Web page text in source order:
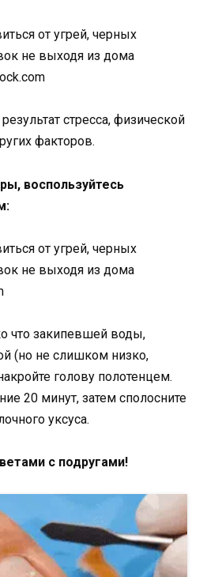
стресса, физической
факторов.
воспользуйтесь
что закипевшей воды,
(но не слишком низко,
голову полотенцем.
20 минут, затем сполосните
уксуса.
с подругами!